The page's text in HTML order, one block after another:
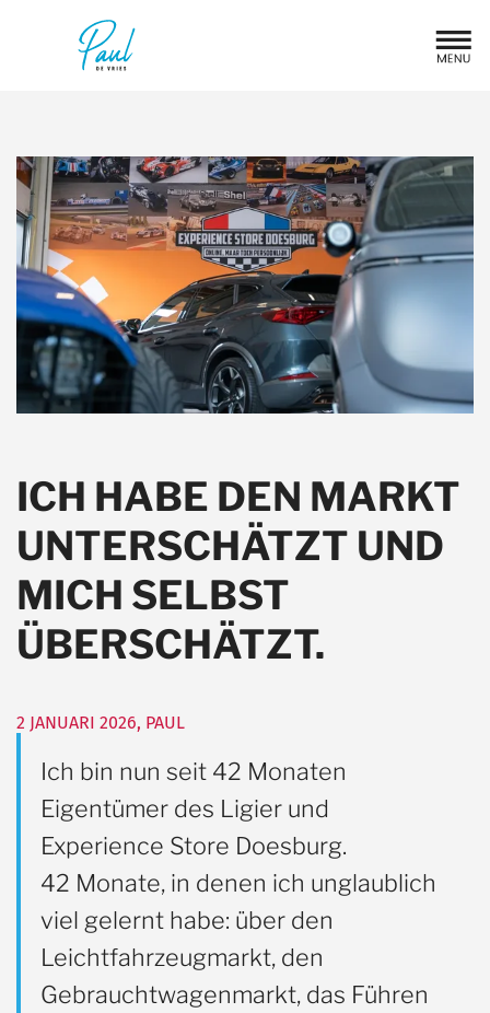
ICH HABE DEN MARKT
UNTERSCHÄTZT UND
MICH SELBST
ÜBERSCHÄTZT.
2 JANUARI 2026, PAUL
Ich bin nun seit 42 Monaten
Eigentümer des Ligier und
Experience Store Doesburg.
42 Monate, in denen ich unglaublich
viel gelernt habe: über den
Leichtfahrzeugmarkt, den
Gebrauchtwagenmarkt, das Führen